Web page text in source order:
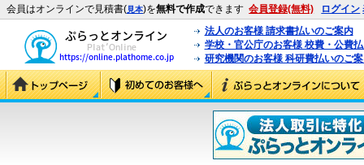
会員はオンラインで見積書(見本)を無料で作成できます 会員登録(無料) ログイン
法人のお客様 請求書払いのご案内
学校・官公庁のお客様 校費・公費
研究機関のお客様 科研費払いのご